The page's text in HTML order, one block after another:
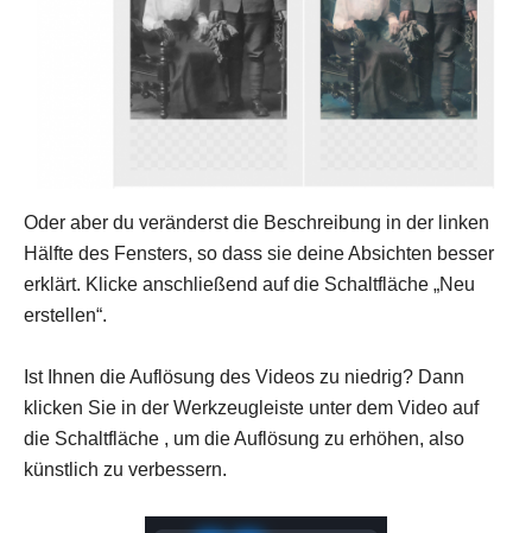
Oder aber du veränderst die Beschreibung in der linken
Hälfte des Fensters, so dass sie deine Absichten besser
erklärt. Klicke anschließend auf die Schaltfläche „Neu
erstellen“.
Ist Ihnen die Auflösung des Videos zu niedrig? Dann
klicken Sie in der Werkzeugleiste unter dem Video auf
die Schaltfläche , um die Auflösung zu erhöhen, also
künstlich zu verbessern.